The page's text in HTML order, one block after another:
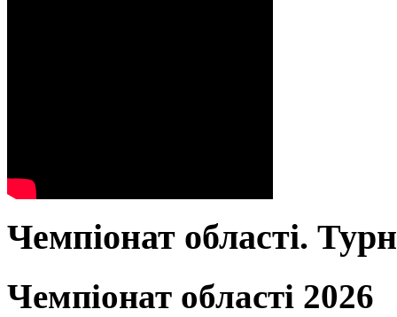
Чемпіонат області.
Чемпіонат області 2026